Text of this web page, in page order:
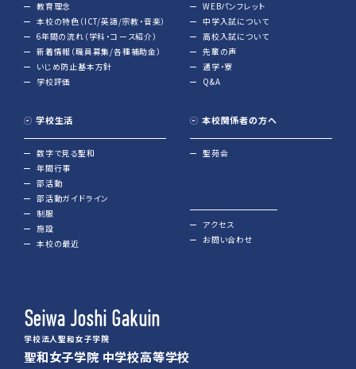
教育理念
本校の特色（ICT/英語/宗教・音楽）
6年間の流れ（学科・コース紹介）
新着情報（職員募集/各種補助金）
いじめ防止基本方針
学校評価
学校生活
数字で見る聖和
年間行事
部活動
部活動ガイドライン
制服
施設
本校の最近
WEBパンフレット
中学入試について
高校入試について
先輩の声
通学・寮
Q&A
本校関係者の方へ
聖苑会
アクセス
お問い合わせ
Seiwa Joshi Gakuin
学校法人聖和女子学院
聖和女子学院 中学校高等学校